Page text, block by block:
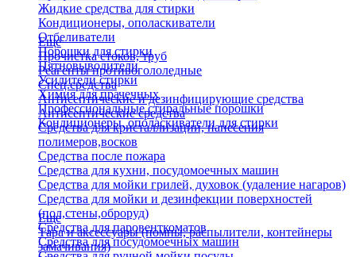
Жидкие средства для стирки
Кондиционеры, ополаскиватели
Отбеливатели
Порошки для стирки
Пятновыводители
Усилители стирки
Химия для прачечных
Профессиональные стиральные порошки
Кондиционеры, ополаскиватели для стирки
Еще
Прочистка стоков, труб
Реагенты противогололедные
Спец.средства
Антисептические и дезинфицирующие средства
Антисептические средства
Средства для кристаллизации, нанесения
полимеров,восков
Средства после пожара
Средства для кухни, посудомоечных машин
Средства для мойки грилей, духовок (удаление нагаров)
Средства для мойки и дезинфекции поверхностей
(пол,стены,оброруд)
Средства для паровенткоматов
Средства для посудомоечных машин
Еще
Тара и аксессуары (помпы, распылители, контейнеры
замачивания)